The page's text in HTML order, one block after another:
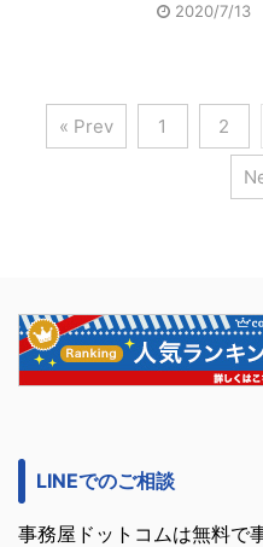
2020/7/13
« Prev 1 2
LINEでのご相談
事務屋ドットコムは無料で